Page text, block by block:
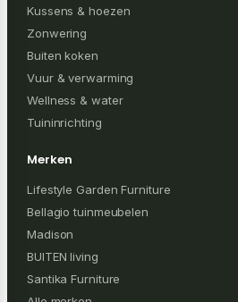
Kussens & hoezen
Zonwering
Buiten koken
Vuur & verwarming
Wellness & water
Tuininrichting
Merken
Lifestyle Garden Furniture
Bellagio tuinmeubelen
Madison
BUITEN living
Santika Furniture